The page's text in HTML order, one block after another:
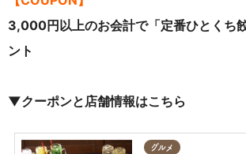
3,000円以上のお会計で「定番ひとくち
ント
▼クーポンと店舗情報はこちら
グルメ